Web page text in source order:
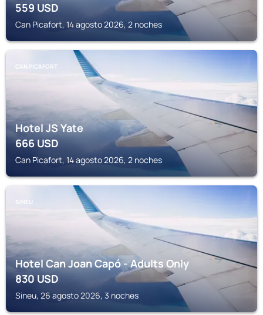
559USD
Can Picafort, 14 agosto 2026, 2 noches
CAN PICAFORT
Hotel JS Yate
666USD
Can Picafort, 14 agosto 2026, 2 noches
SINEU
Hotel Can Joan Capó - Adults Only
830USD
Sineu, 26 agosto 2026, 3 noches